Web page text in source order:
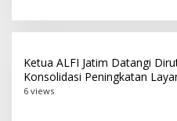
Ketua ALFI Jatim Datangi
Konsolidasi Peningkatan
6 views